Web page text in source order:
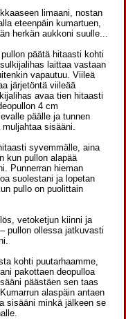
limaani, nostan
eteenpäin kumartuen,
herkän aukkoni suulle...
päätä hitaasti kohti
laittaa vastaan
vapautuu. Viileä
järjetöntä viileää
avaa tien hitaasti
4 cm
päälle ja tunnen
sisääni.
syvemmälle, aina
kun pullon alapää
Punnerran hieman
suolestani ja lopetan
pullo on puolittain
vetoketjun kiinni ja
pullon ollessa jatkuvasti
kohti puutarhaamme,
pakottaen deopulloa
päästäen sen taas
alaspäin antaen
sisääni minkä jälkeen se